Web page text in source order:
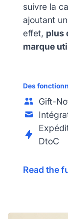
suivre la
ajoutant
effet, plus
marque
Des
Gift-
DtoC
Read the